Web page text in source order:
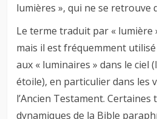
lumières », qui ne se retrouve
Le terme traduit par « lumière
mais il est fréquemment
aux « luminaires » dans le ciel
étoile), en particulier dans les
l’Ancien Testament. Certaines
dynamiques de la Bible